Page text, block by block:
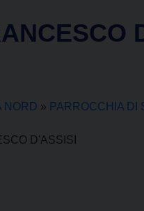
NORD » PARROCCHIA DI
D'ASSISI